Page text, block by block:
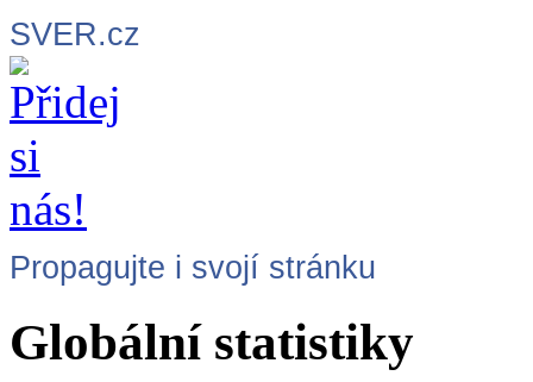
SVER.cz
Propagujte i svojí stránku
Globální statistiky